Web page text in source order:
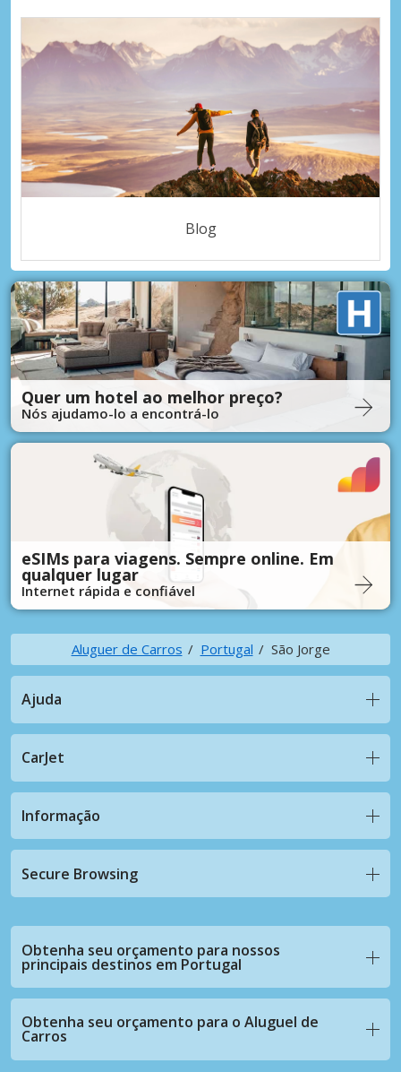
Blog
Quer um hotel ao melhor preço?
Nós ajudamo-lo a encontrá-lo
eSIMs para viagens. Sempre online. Em
qualquer lugar
Internet rápida e confiável
Aluguer de Carros Portugal São Jorge
Ajuda
CarJet
Informação
Secure Browsing
Obtenha seu orçamento para nossos
principais destinos em Portugal
Obtenha seu orçamento para o Aluguel de
Carros